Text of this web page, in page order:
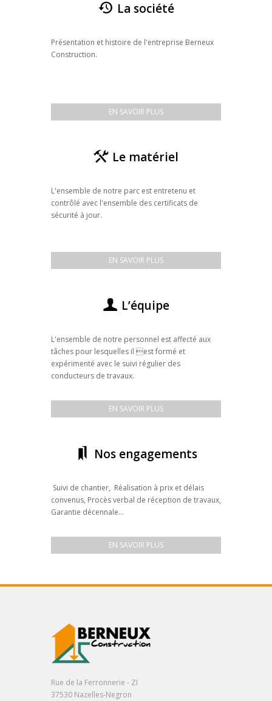
La société
Présentation et histoire de l'entreprise Berneux
Construction.
EN SAVOIR PLUS
Le matériel
L'ensemble de notre parc est entretenu et
contrôlé avec l'ensemble des certificats de
sécurité à jour.
EN SAVOIR PLUS
L’équipe
L'ensemble de notre personnel est affecté aux
tâches pour lesquelles il est formé et
expérimenté avec le suivi régulier des
conducteurs de travaux.
EN SAVOIR PLUS
Nos engagements
Suivi de chantier, Réalisation à prix et délais
convenus, Procès verbal de réception de travaux,
Garantie décennale...
EN SAVOIR PLUS
Rue de la Ferronnerie - ZI
37530 Nazelles-Negron